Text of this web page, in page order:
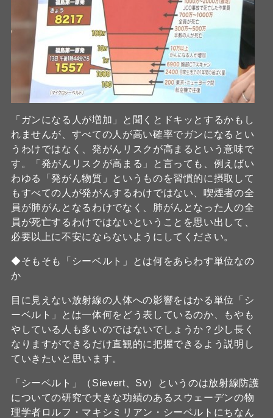
「ガンになる人が増加」と聞くとドキッとするかもし
れませんが、すべての人が高い確率でガンになるとい
うわけではなく、発がんリスクが高まるという意味で
す。「発がんリスクが高まる」と言っても、例えばい
わゆる「発がん物質」というものを習慣的に摂取して
もすべての人が発がんするわけではない、喫煙者の全
員が肺がんとなるわけでなく、肺がんとなった人の全
員が死亡するわけではないということを思い出して、
必要以上に不安にならないようにしてください。
◆そもそも「シーベルト」とは何をあらわす単位なの
か
目に見えない放射線の人体への影響をはかる単位「シ
ーベルト」とは一体何をどう表しているのか、もやも
やしている人も多いのではないでしょうか？少し長く
なりますができるだけ直観的に把握できるよう説明し
ていきたいと思います。
「シーベルト」（Sievert、Sv）というのは放射線防護
についての研究で大きな功績のあるスウェーデンの物
理学者ロルフ・マキシミリアン・シーベルトにちなん